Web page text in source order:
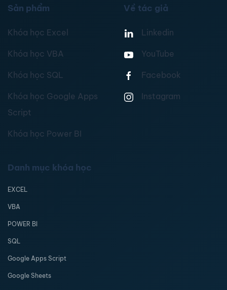
Sản phẩm
Khóa học Excel
Khóa học VBA
Khóa học SQL
Khóa học Google Apps
Script
Khóa học Power BI
Về tác giả
Linkedin
YouTube
Facebook
Instagram
Danh mục khóa học
EXCEL
VBA
POWER BI
SQL
Google Apps Script
Google Sheets